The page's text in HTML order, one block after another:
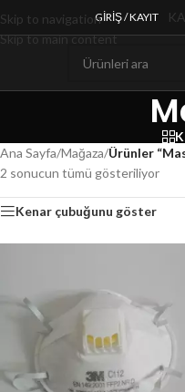
Skip to navigation
Skip to main content
GIRIŞ / KAYIT
Ana Sayfa/Mağaza/Ürünler
2 sonucun tümü gösteriliyor
Kenar çubuğunu göster